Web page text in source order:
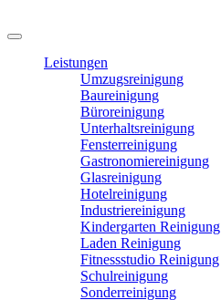
Leistungen
Umzugsreinigung
Baureinigung
Büroreinigung
Unterhaltsreinigung
Fensterreinigung
Gastronomiereinigung
Glasreinigung
Hotelreinigung
Industriereinigung
Kindergarten Reinigung
Laden Reinigung
Fitnessstudio Reinigung
Schulreinigung
Sonderreinigung